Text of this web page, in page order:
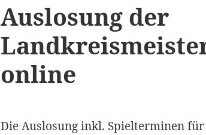
Auslosung der
online
Die Auslosung inkl. Spielterminen